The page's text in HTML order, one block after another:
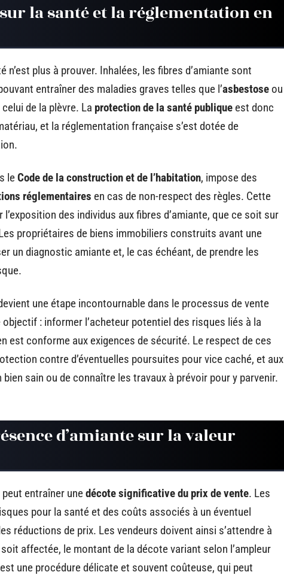
la santé et la réglementation en
n’est plus à prouver. Inhalées, les fibres d’amiante sont
entraîner des maladies graves telles que l’asbestose ou
de la plèvre. La protection de la santé publique est donc
et la réglementation française s’est dotée de
leCode de la construction et de l’habitation, impose des
réglementaires en cas de non-respect des règles. Cette
des individus aux fibres d’amiante, que ce soit sur
propriétaires de biens immobiliers construits avant une
un diagnostic amiante et, le cas échéant, de prendre les
une étape incontournable dans le processus de vente
: informer l’acheteur potentiel des risques liés à la
est conforme aux exigences de sécurité. Le respect de ces
contre d’éventuelles poursuites pour vice caché, et aux
sain ou de connaître les travaux à prévoir pour y parvenir.
d’amiante sur la valeur
entraîner unedécote significative du prix de vente. Les
pour la santé et des coûts associés à un éventuel
réductions de prix. Les vendeurs doivent ainsi s’attendre à
affectée, le montant de la décote variant selon l’ampleur
une procédure délicate et souvent coûteuse, qui peut